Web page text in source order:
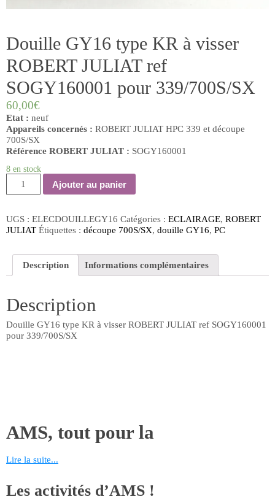
Douille GY16 type KR à visser
ROBERT JULIAT ref
SOGY160001 pour 339/700S/SX
60,00€
Etat : neuf
Appareils concernés : ROBERT JULIAT HPC 339 et découpe
700S/SX
Référence ROBERT JULIAT : SOGY160001
8 en stock
type
KR
visser
ROBERT
JULIAT
SOGY160001
pour
339/700S/SX
Ajouter au panier
UGS : ELECDOUILLEGY16 Catégories : ECLAIRAGE, ROBERT
JULIAT Étiquettes : découpe 700S/SX, douille GY16, PC
Description Informations complémentaires
Description
Douille GY16 type KR à visser ROBERT JULIAT ref SOGY160001
pour 339/700S/SX
AMS, tout pour la
maintenance!
théâtre, du spectacle et de l’événementiel. Retrouvez toutes les
Lire la suite...
Les activités d’AMS !